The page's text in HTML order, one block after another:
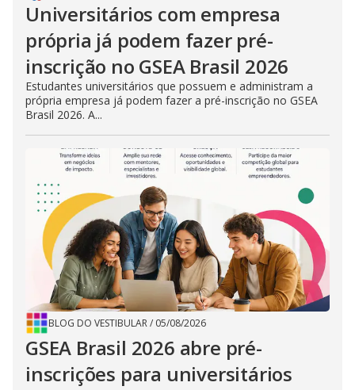
Universitários com empresa
própria já podem fazer pré-
inscrição no GSEA Brasil 2026
Estudantes universitários que possuem e administram a
própria empresa já podem fazer a pré-inscrição no GSEA
Brasil 2026. A...
BLOG DO VESTIBULAR/ 05/08/2026
GSEA Brasil 2026 abre pré-
inscrições para universitários